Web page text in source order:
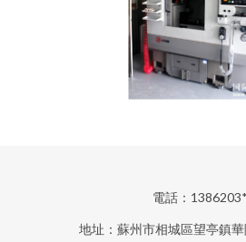
電話：
地址：蘇州市相城區望亭鎮